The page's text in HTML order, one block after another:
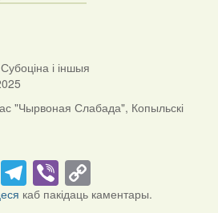
і іншыя
"Чырвоная Слабада", Копыльскі
Telegram
ViberCopy
Link
каб пакідаць каментары.